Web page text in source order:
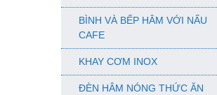
BÌNH VÀ BẾP HÂM VỚI NẤU
CAFE
KHAY CƠM INOX
ĐÈN HÂM NÓNG THỨC ĂN